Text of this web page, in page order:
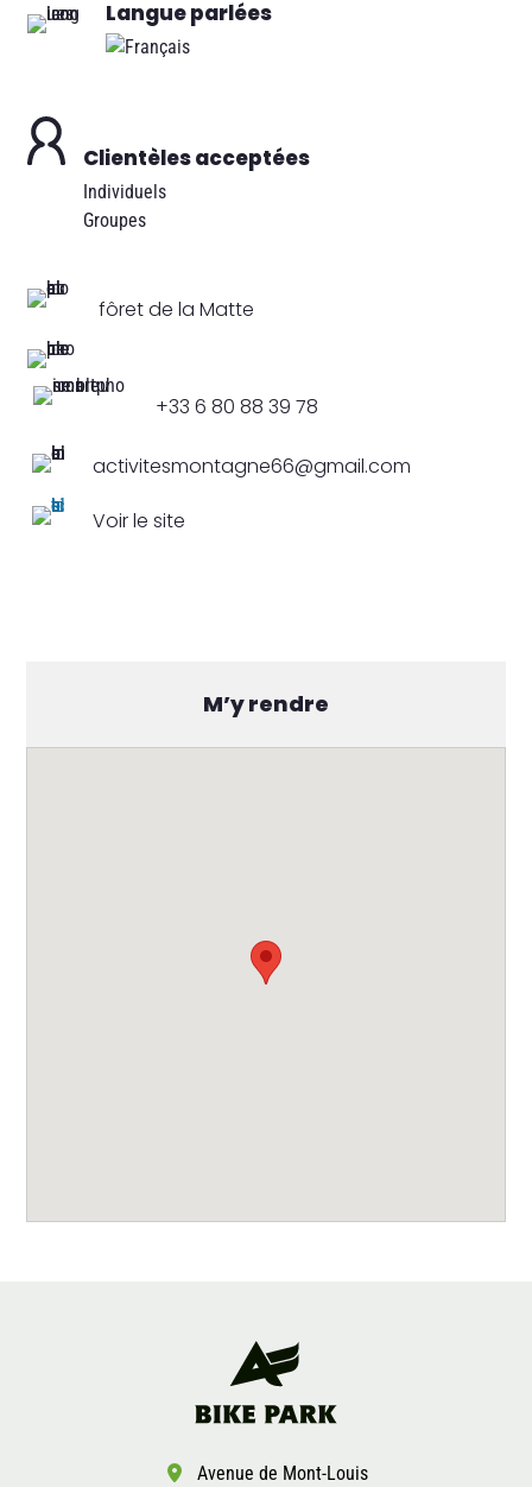
Langue parlées
Clientèles acceptées
Individuels
Groupes
fôret de la Matte
+33 6 80 88 39 78
activitesmontagne66@gmail.com
Voir le site
M’y rendre
Avenue de Mont-Louis